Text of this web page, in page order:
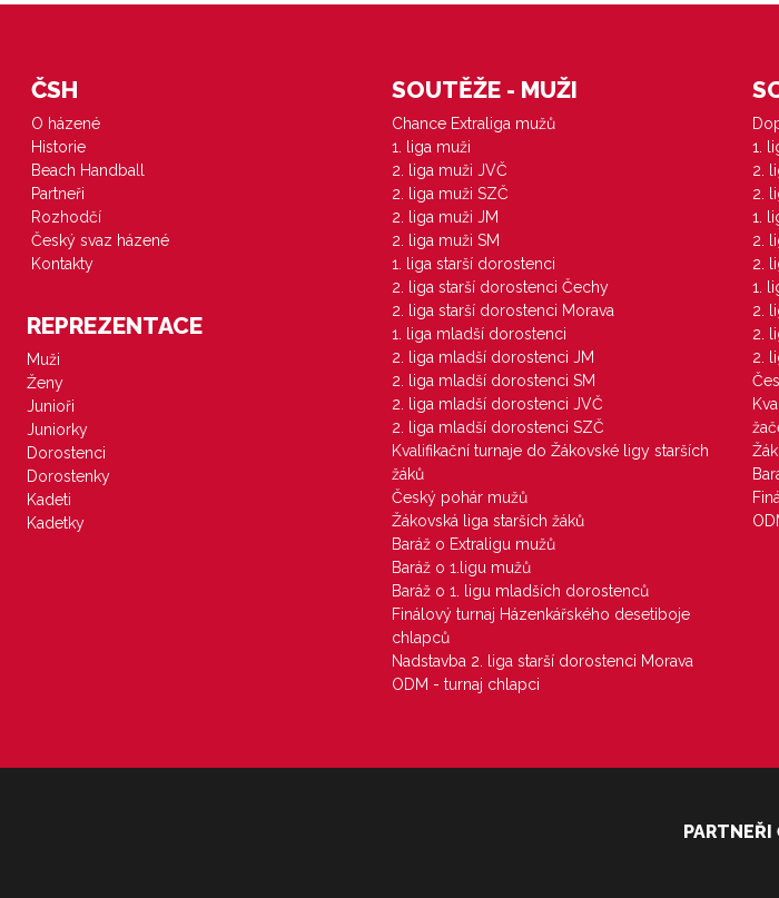
ČSH
O házené
Historie
Beach Handball
Partneři
Rozhodčí
Český svaz házené
Kontakty
REPREZENTACE
Muži
Ženy
Junioři
Juniorky
Dorostenci
Dorostenky
Kadeti
Kadetky
SOUTĚŽE - MUŽI
Chance Extraliga mužů
1. liga muži
2. liga muži JVČ
2. liga muži SZČ
2. liga muži JM
2. liga muži SM
1. liga starší dorostenci
2. liga starší dorostenci Čechy
2. liga starší dorostenci Morava
1. liga mladší dorostenci
2. liga mladší dorostenci JM
2. liga mladší dorostenci SM
2. liga mladší dorostenci JVČ
2. liga mladší dorostenci SZČ
Kvalifikační turnaje do Žákovské ligy starších
žáků
Český pohár mužů
Žákovská liga starších žáků
Baráž o Extraligu mužů
Baráž o 1.ligu mužů
Baráž o 1. ligu mladších dorostenců
Finálový turnaj Házenkářského desetiboje
chlapců
Nadstavba 2. liga starší dorostenci Morava
ODM - turnaj chlapci
1.
2.
2.
1.
2.
2.
1.
2.
2.
2.
PARTNEŘI